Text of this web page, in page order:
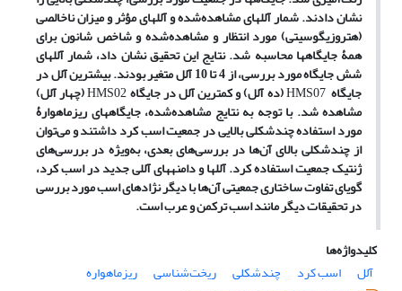
نشان دادند. شمار آلل­های مشاهده‌شده و آللهای مؤثر و میزان ناخالصی
(هتروزیگوسیتی) مورد انتظار و مشاهده‌شده و شاخص شانون برای
همۀ جایگاهها محاسبه شد. نتایج این تحقیق نشان داد، شمار آللهای
شش جایگاه مورد بررسی، از 4 تا 10 آلل متغیر بودند. بیشترین آلل در
جایگاه HMS07 (ده آلل) و کمترین آلل در جایگاهHMS02(چهار آلل)
مشاهده شد. با توجه به نتایج مشاهده‌شده، جایگاههای ریزماهوارۀ
مورد استفاده چندشکلی بالایی در جمعیت اسب کرد داشتند و می‌توان
از چندشکلی بالای آن‌ها در بررسی‌های بعدی، به‌ویژه در بررسی‌های
ژنتیک جمعیت استفاده کرد. آللها و دامنههای آللی جدید در اسب کرد،
گویای تفاوت ساختاری جمعیتی آن‌ها با دیگر نژادهای اسب مورد بررسی
در تحقیقات دیگر مانند اسب ترکمن و عرب است.
کلیدواژه‌ها
آلل
اسب کرد چندشکلی ریخت‌شناسی
ریزماهواره